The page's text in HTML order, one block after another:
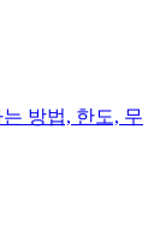
방법, 한도, 무